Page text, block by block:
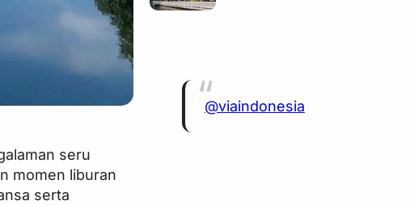
seru
momen liburan
serta
@viaindonesia